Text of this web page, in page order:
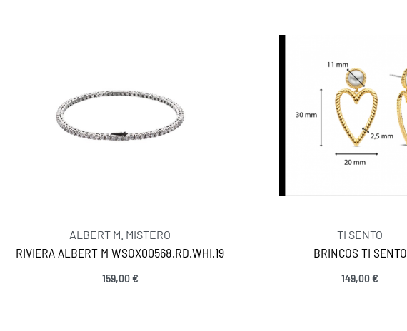
ALBERT M. MISTERO
RIVIERA ALBERT M WSOX00568.RD.WHI.19
159,00€
TI SENTO
BRINCOS TI SENTO
149,00€